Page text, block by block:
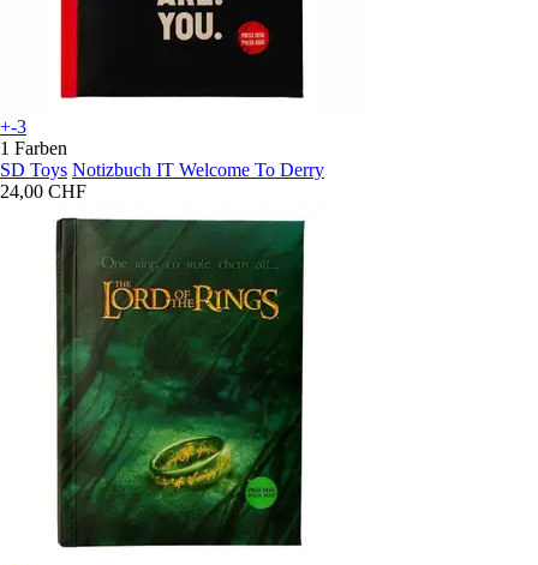
+-3
1 Farben
SD Toys Notizbuch IT Welcome To Derry
24,00 CHF